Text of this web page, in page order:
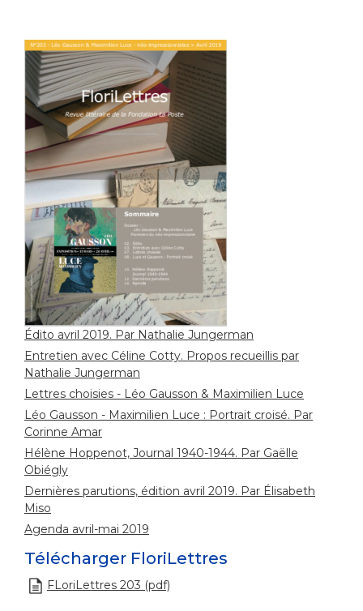
Édito avril 2019. Par Nathalie Jungerman
Entretien avec Céline Cotty. Propos recueillis par
Nathalie Jungerman
Lettres choisies - Léo Gausson & Maximilien Luce
Léo Gausson - Maximilien Luce : Portrait croisé. Par
Corinne Amar
Hélène Hoppenot, Journal 1940-1944. Par Gaëlle
Obiégly
Dernières parutions, édition avril 2019. Par Élisabeth
Miso
Agenda avril-mai 2019
Télécharger FloriLettres
FLoriLettres 203 (pdf)